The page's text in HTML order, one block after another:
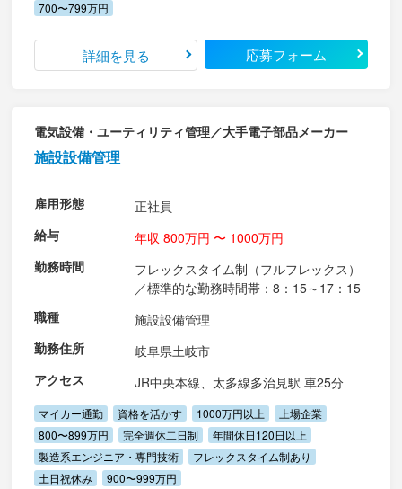
700〜799万円
詳細を見る 応募フォーム
電気設備・ユーティリティ管理／大手電子部品メーカー
施設設備管理
雇用形態
正社員
給与
年収 800万円 〜 1000万円
勤務時間
フレックスタイム制（フルフレックス）
／標準的な勤務時間帯：8：15～17：15
職種
施設設備管理
勤務住所
岐阜県土岐市
アクセス
JR中央本線、太多線多治見駅 車25分
マイカー通勤 資格を活かす 1000万円以上
上場企業
800〜899万円
完全週休二日制
年間休日120日以上
製造系エンジニア・専門技術
フレックスタイム制あり
土日祝休み
900〜999万円